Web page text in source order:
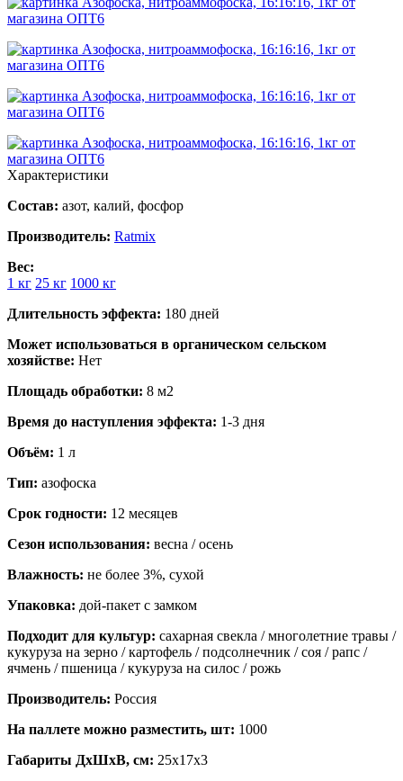
Характеристики
Состав: азот, калий, фосфор
Производитель: Ratmix
Вес:
1 кг 25 кг 1000 кг
Длительность эффекта: 180 дней
Может использоваться в органическом сельском
хозяйстве: Нет
Площадь обработки: 8 м2
Время до наступления эффекта: 1-3 дня
Объём: 1 л
Тип: азофоска
Срок годности: 12 месяцев
Сезон использования: весна / осень
Влажность: не более 3%, сухой
Упаковка: дой-пакет с замком
Подходит для культур: сахарная свекла / многолетние травы /
кукуруза на зерно / картофель / подсолнечник / соя / рапс /
ячмень / пшеница / кукуруза на силос / рожь
Производитель: Россия
На паллете можно разместить, шт: 1000
Габариты ДхШхВ, см: 25x17x3